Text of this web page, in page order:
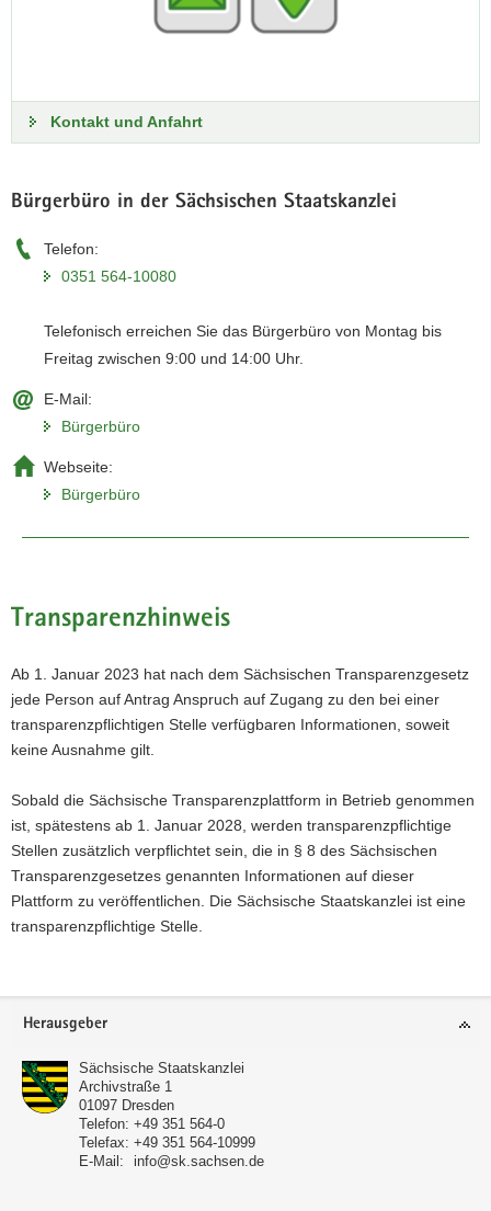
Kontakt und Anfahrt
Bürgerbüro in der Sächsischen Staatskanzlei
Telefon:
0351 564-10080
Telefonisch erreichen Sie das Bürgerbüro von Montag bis
Freitag zwischen 9:00 und 14:00 Uhr.
E-Mail:
Bürgerbüro
Webseite:
Bürgerbüro
Transparenzhinweis
Ab 1. Januar 2023 hat nach dem Sächsischen Transparenzgesetz
jede Person auf Antrag Anspruch auf Zugang zu den bei einer
transparenzpflichtigen Stelle verfügbaren Informationen, soweit
keine Ausnahme gilt.
Sobald die Sächsische Transparenzplattform in Betrieb genommen
ist, spätestens ab 1. Januar 2028, werden transparenzpflichtige
Stellen zusätzlich verpflichtet sein, die in § 8 des Sächsischen
Transparenzgesetzes genannten Informationen auf dieser
Plattform zu veröffentlichen. Die Sächsische Staatskanzlei ist eine
transparenzpflichtige Stelle.
Footer-
Herausgeber
Sächsische Staatskanzlei
Archivstraße 1
01097 Dresden
Telefon: +49 351 564-0
Telefax: +49 351 564-10999
E-Mail:
info@sk.sachsen.de